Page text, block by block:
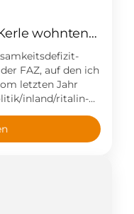
wohnten…
FAZ, auf den ich
letzten Jahr
inland/ritalin-
wohnten-
ist ja nach wie vor